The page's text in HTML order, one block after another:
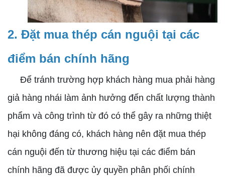
2. Đặt mua thép cán nguội tại các
điểm bán chính hãng
Để tránh trường hợp khách hàng mua phải hàng
giả hàng nhái làm ảnh hưởng đến chất lượng thành
phẩm và công trình từ đó có thể gây ra những thiệt
hại không đáng có, khách hàng nên đặt mua thép
cán nguội đến từ thương hiệu tại các điểm bán
chính hãng đã được ủy quyền phân phối chính